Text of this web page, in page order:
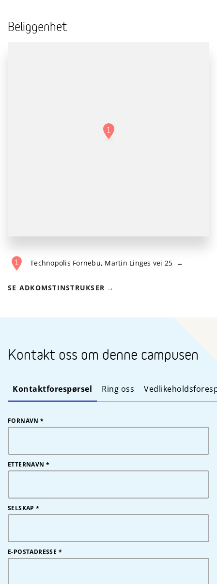
Beliggenhet
Technopolis Fornebu, Martin Linges vei 25
SE ADKOMSTINSTRUKSER
Kontakt oss om denne campusen
Kontaktforespørsel Ring oss
FORNAVN *
ETTERNAVN *
SELSKAP *
E-POSTADRESSE *